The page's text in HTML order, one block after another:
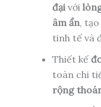
đại với
âm ẩn,
tinh tế và
Thiết kế
toàn chi
rộng